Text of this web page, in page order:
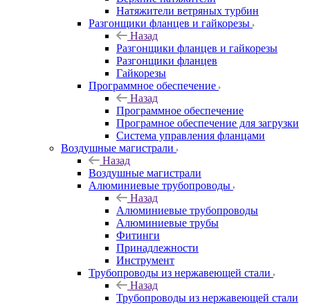
Натяжители ветряных турбин
Разгонщики фланцев и гайкорезы
Назад
Разгонщики фланцев и гайкорезы
Разгонщики фланцев
Гайкорезы
Программное обеспечение
Назад
Программное обеспечение
Програмное обеспечение для загрузки
Система управления фланцами
Воздушные магистрали
Назад
Воздушные магистрали
Алюминиевые трубопроводы
Назад
Алюминиевые трубопроводы
Алюминиевые трубы
Фитинги
Принадлежности
Инструмент
Трубопроводы из нержавеющей стали
Назад
Трубопроводы из нержавеющей стали